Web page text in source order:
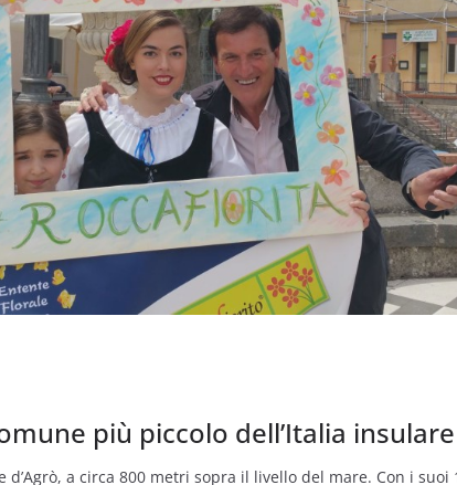
più piccolo dell’Italia insulare
d’Agrò, a circa 800 metri sopra il livello del mare. Con i suoi